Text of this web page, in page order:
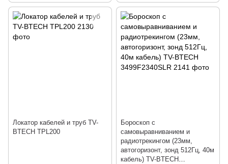
Локатор кабелей и труб TV-
BTECH TPL200
Бороскоп с
самовыравниванием и
радиотрекингом (23мм,
автогоризонт, зонд 512Гц, 40м
кабель) TV-BTECH